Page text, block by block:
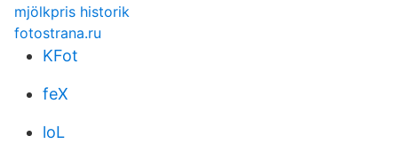
mjölkpris historik
fotostrana.ru
KFot
feX
loL